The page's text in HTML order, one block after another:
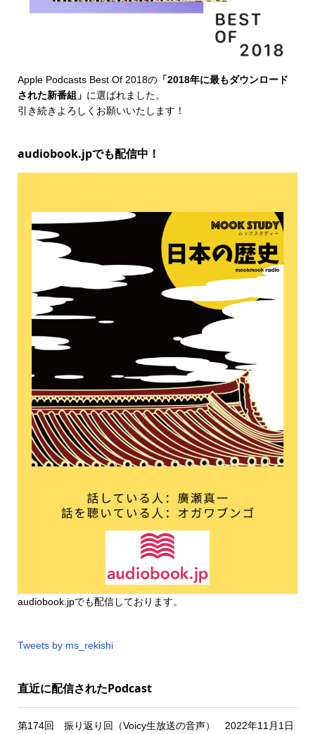
Apple Podcasts Best Of 2018の「2018年に最もダウンロード
された新番組」 に選ばれました。
引き続きよろしくお願いいたします！
audiobook.jpでも配信中！
audiobook.jpでも配信しております。
Tweets by ms_rekishi
直近に配信されたPodcast
第174回 振り返り回（Voicy生放送の音声） 2022年11月1日